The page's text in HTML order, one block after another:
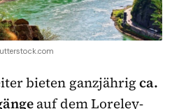
bieten ganzjährigca.
auf dem Loreley-